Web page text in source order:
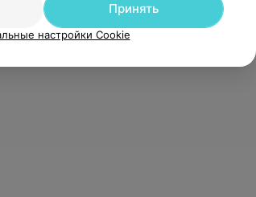
Принять
настройки Cookie